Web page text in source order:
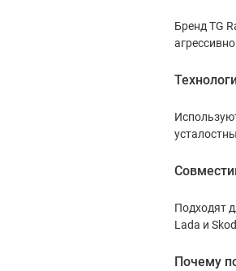
Бренд TG
Подходят
Lada и
Почему